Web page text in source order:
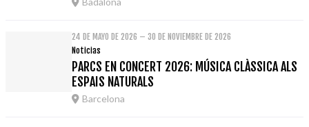
24 DE MAYO DE 2026 – 30 DE NOVIEMBRE DE 2026
Noticias
PARCS EN CONCERT 2026: MÚSICA CLÀSSICA ALS
ESPAIS NATURALS
Barcelona